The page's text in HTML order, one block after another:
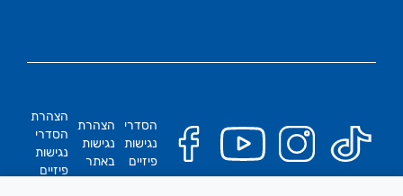
הסדרי
נגישות
פיזיים
הצהרת
נגישות
באתר
הצהרת
הסדרי
נגישות
פיזיים